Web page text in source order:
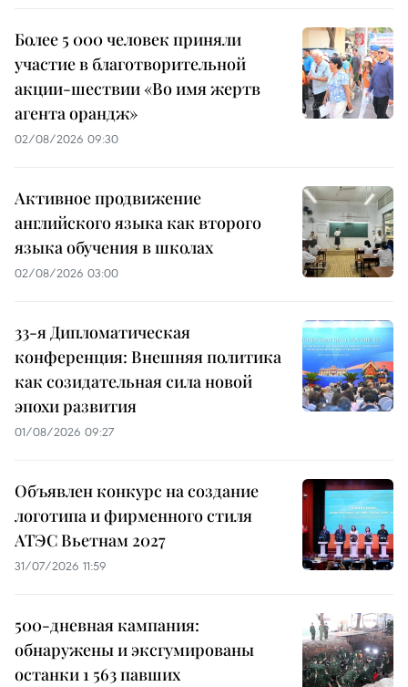
Более 5 000 человек приняли
участие в благотворительной
акции-шествии «Во имя жертв
агента орандж»
02/08/2026 09:30
Активное продвижение
английского языка как второго
языка обучения в школах
02/08/2026 03:00
33-я Дипломатическая
конференция: Внешняя политика
как созидательная сила новой
эпохи развития
01/08/2026 09:27
Объявлен конкурс на создание
логотипа и фирменного стиля
АТЭС Вьетнам 2027
31/07/2026 11:59
500-дневная кампания:
обнаружены и эксгумированы
останки 1 563 павших